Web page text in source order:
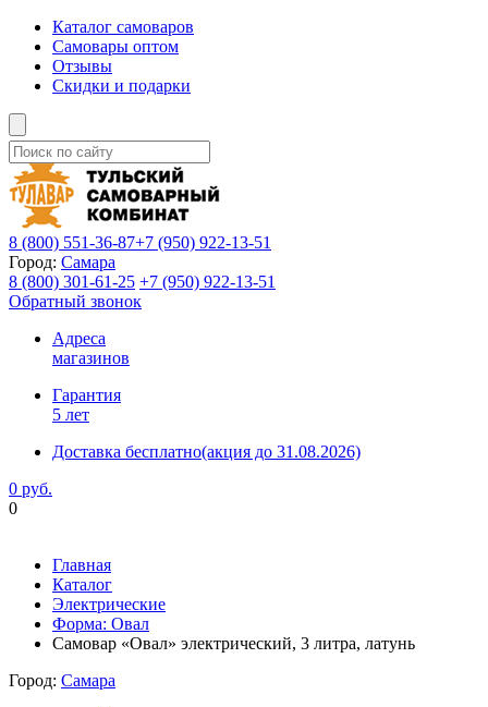
Каталог самоваров
Самовары оптом
Отзывы
Скидки и подарки
8 (800) 551-36-87+7 (950) 922-13-51
Город: Самара
8 (800) 301-61-25 +7 (950) 922-13-51
Обратный звонок
Адреса
магазинов
Гарантия
5 лет
Доставка бесплатно(акция до 31.08.2026)
0 руб.
0
Главная
Каталог
Электрические
Форма: Овал
Самовар «Овал» электрический, 3 литра, латунь
Город: Самара